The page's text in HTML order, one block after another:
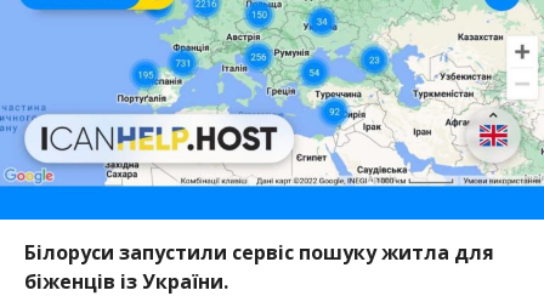
Білоруси запустили сервіс пошуку житла для
біженців із України.